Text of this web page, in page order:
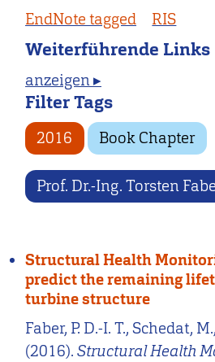
EndNote tagged
RIS
Weiterführende Links
anzeigen ▸
Filter Tags
2016 Book Chapter
Prof. Dr.-Ing. Torsten
Structural Health
predict the remaining
turbine structure
Faber, P. D.-I. T., Schedat,
(2016).Structural Health